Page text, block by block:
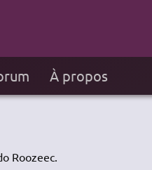
À propos
Roozeec.